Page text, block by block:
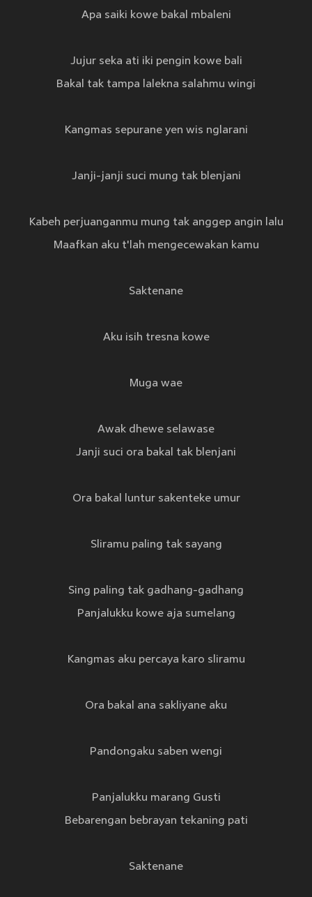
Apa saiki kowe bakal mbaleni
Jujur seka ati iki pengin kowe bali
Bakal tak tampa lalekna salahmu wingi
Kangmas sepurane yen wis nglarani
Janji-janji suci mung tak blenjani
Kabeh perjuanganmu mung tak anggep angin lalu
Maafkan aku t'lah mengecewakan kamu
Saktenane
Aku isih tresna kowe
Muga wae
Awak dhewe selawase
Janji suci ora bakal tak blenjani
Ora bakal luntur sakenteke umur
Sliramu paling tak sayang
Sing paling tak gadhang-gadhang
Panjalukku kowe aja sumelang
Kangmas aku percaya karo sliramu
Ora bakal ana sakliyane aku
Pandongaku saben wengi
Panjalukku marang Gusti
Bebarengan bebrayan tekaning pati
Saktenane